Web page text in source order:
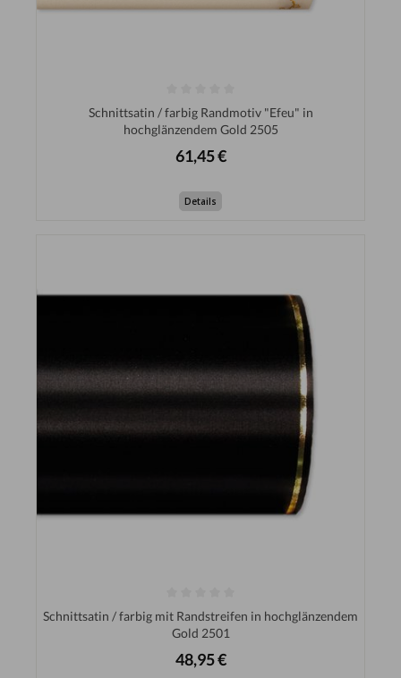
Schnittsatin / farbig Randmotiv "Efeu" in
hochglänzendem Gold 2505
61,45 €
Details
Schnittsatin / farbig mit Randstreifen in hochglänzendem
Gold 2501
48,95 €